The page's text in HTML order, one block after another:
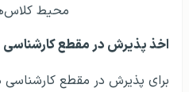
محیط
اخذ پذیرش در مقطع کارشناسی
برای پذیرش در مقطع کارشناسی